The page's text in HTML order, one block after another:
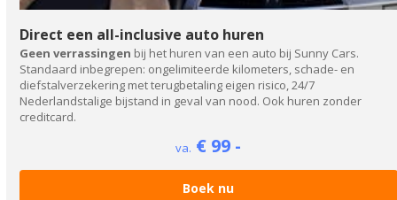
Direct een all-inclusive auto huren
Geen verrassingen bij het huren van een auto bij Sunny Cars.
Standaard inbegrepen: ongelimiteerde kilometers, schade- en
diefstalverzekering met terugbetaling eigen risico, 24/7
Nederlandstalige bijstand in geval van nood. Ook huren zonder
creditcard.
va. € 99 -
Boek nu